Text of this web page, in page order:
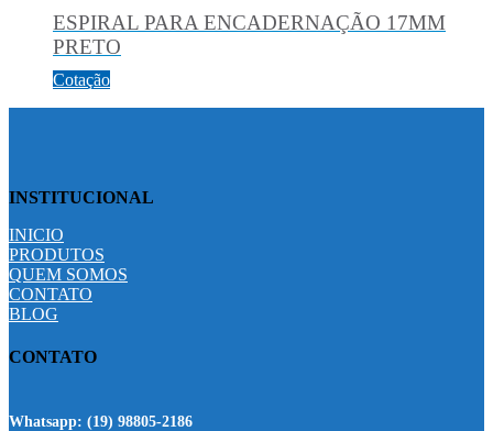
ESPIRAL PARA ENCADERNAÇÃO 17MM
PRETO
Cotação
INSTITUCIONAL
INICIO
PRODUTOS
QUEM SOMOS
CONTATO
BLOG
CONTATO
Whatsapp: (19) 98805-2186